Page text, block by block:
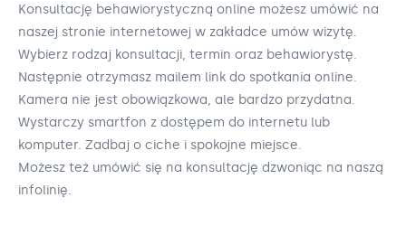
Konsultację behawiorystyczną online możesz umówić na
naszej stronie internetowej w zakładce umów wizytę.
Wybierz rodzaj konsultacji, termin oraz behawiorystę.
Następnie otrzymasz mailem link do spotkania online.
Kamera nie jest obowiązkowa, ale bardzo przydatna.
Wystarczy smartfon z dostępem do internetu lub
komputer. Zadbaj o ciche i spokojne miejsce.
Możesz też umówić się na konsultację dzwoniąc na naszą
infolinię.